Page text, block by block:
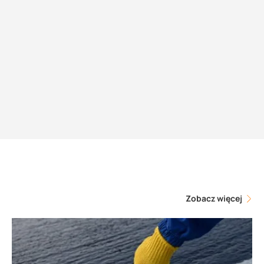
Zobacz więcej